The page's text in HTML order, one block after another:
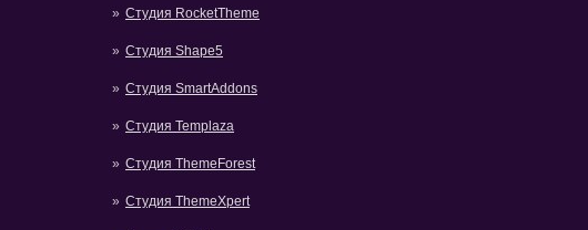
Студия RocketTheme
Студия Shape5
Студия SmartAddons
Студия Templaza
Студия ThemeForest
Студия ThemeXpert